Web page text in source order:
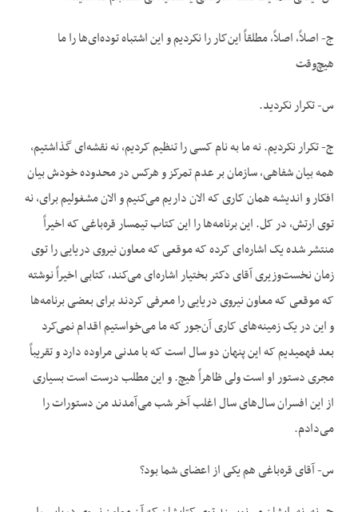
ج- اصلاً، اصلاً، مطلقاً این‌کار را نکردیم و این اشتباه توده‌ای‌ها را ما
هیچ‌وقت
س- تکرار نکردید.
ج- تکرار نکردیم. نه ما به نام کسی را تنظیم کردیم، نه نقشه‌ای گذاشتیم،
همه بیان شفاهی، سازمان بر عدم تمرکز و هرکس در محدوده خودش بیان
افکار و اندیشه همان کاری که الان داریم می‌کنیم و الان مشغولیم برای، نه
توی ارتش، در کل. این برنامه‌ها را این کتاب تیمسار قره‌باغی که اخیراً
منتشر شده یک اشاره‌ای کرده که موقعی که معاون نیروی دریایی را توی
زمان نخست‌وزیری آقای دکتر بختیار اشاره‌ای می‌کند، کتابی اخیراً نوشته
که موقعی که معاون نیروی دریایی را معرفی کردند برای بعضی برنامه‌ها
و این در یک زمینه‌های کاری آن‌جور که ما می‌خواستیم اقدام نمی‌کرد
بعد فهمیدیم که این پنهان دو سال است که با مدنی مراوده دارد و تقریباً
مجری دستور او است ولی ظاهراً هیچ. و این مطلب درست است بسیاری
از این افسران سال‌های سال اغلب آخر شب می‌آمدند من دستورات را
می‌دادم.
س- آقای قره‌باغی هم یکی از اعضای شما بود؟